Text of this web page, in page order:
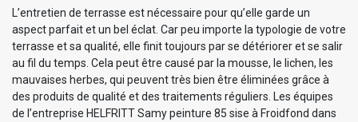
L’entretien de terrasse est nécessaire pour qu’elle garde un
aspect parfait et un bel éclat. Car peu importe la typologie de votre
terrasse et sa qualité, elle finit toujours par se détériorer et se salir
au fil du temps. Cela peut être causé par la mousse, le lichen, les
mauvaises herbes, qui peuvent très bien être éliminées grâce à
des produits de qualité et des traitements réguliers. Les équipes
de l’entreprise HELFRITT Samy peinture 85 sise à Froidfond dans